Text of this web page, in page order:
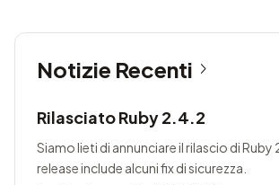
Notizie Recenti
Rilasciato Ruby 2.4.2
Siamo lieti di annunciare il rilascio di Ruby
release include alcuni fix di sicurezza.